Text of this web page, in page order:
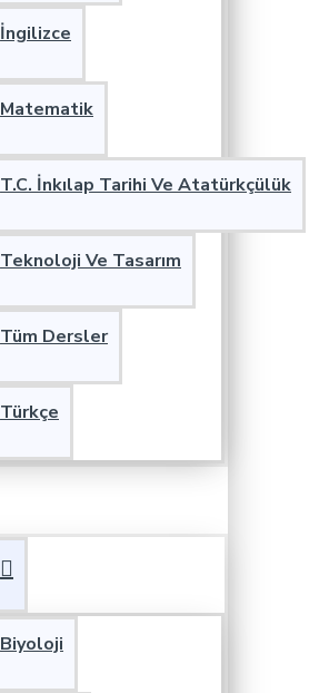
İngilizce
Matematik
T.C. İnkılap Tarihi Ve Atatürkçülük
Teknoloji Ve Tasarım
Tüm Dersler
Türkçe
Biyoloji